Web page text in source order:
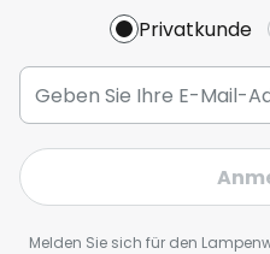
Privatkunde
Melden Sie sich für den